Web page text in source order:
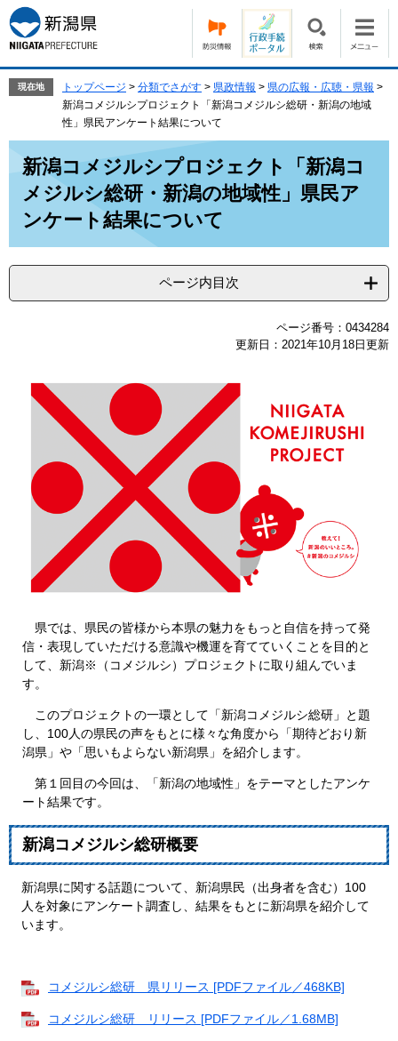
ー
ジ
の
す。
ニ
ュ
ー
し
現在地 トップページ > 分類でさがす > 県政情報 > 県の広報・広聴・県報 >
新潟コメジルシプロジェクト「新潟コメジルシ総研・新潟の地域
性」県民アンケート結果について
新潟コメジルシプロジェクト「新潟コ
メジルシ総研・新潟の地域性」県民ア
ンケート結果について
ページ内目次
ページ番号：0434284
更新日：2021年10月18日更新
県では、県民の皆様から本県の魅力をもっと自信を持って発
信・表現していただける意識や機運を育てていくことを目的と
して、新潟※（コメジルシ）プロジェクトに取り組んでいま
す。
このプロジェクトの一環として「新潟コメジルシ総研」と題
し、100人の県民の声をもとに様々な角度から「期待どおり新
潟県」や「思いもよらない新潟県」を紹介します。
第１回目の今回は、「新潟の地域性」をテーマとしたアンケ
ート結果です。
新潟コメジルシ総研概要
新潟県に関する話題について、新潟県民（出身者を含む）100
人を対象にアンケート調査し、結果をもとに新潟県を紹介して
います。
コメジルシ総研＿県リリース [PDFファイル／468KB]
コメジルシ総研＿リリース [PDFファイル／1.68MB]